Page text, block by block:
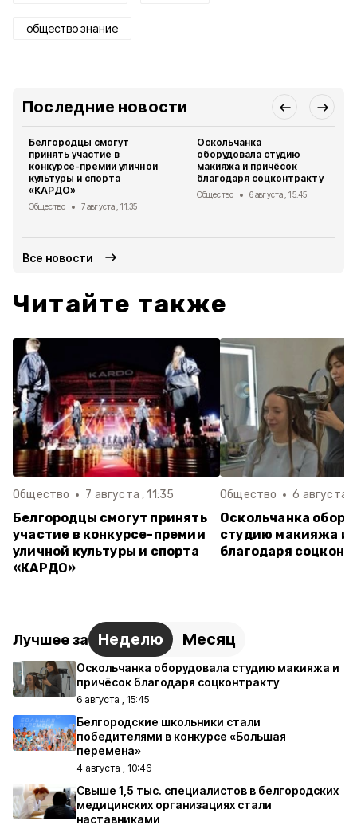
общество знание
Последние новости
Белгородцы смогут
принять участие в
конкурсе-премии уличной
культуры и спорта
«КАРДО»
Общество 7 августа , 11:35
Оскольчанка
оборудовала студию
макияжа и причёсок
благодаря соцконтракту
Общество 6 августа , 15:45
Все новости
Читайте также
Общество 7 августа , 11:35
Белгородцы смогут принять
участие в конкурсе-премии
уличной культуры и спорта
«КАРДО»
Общество 6 августа ,
Оскольчанка
студию макияжа и
благодаря
Лучшее за Неделю Месяц
Оскольчанка оборудовала студию макияжа и
причёсок благодаря соцконтракту
6 августа , 15:45
Белгородские школьники стали
победителями в конкурсе «Большая
перемена»
4 августа , 10:46
Свыше 1,5 тыс. специалистов в белгородских
медицинских организациях стали
наставниками